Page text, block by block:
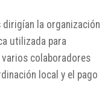
dirigían la organización
utilizada para
colaboradores
local y el pago